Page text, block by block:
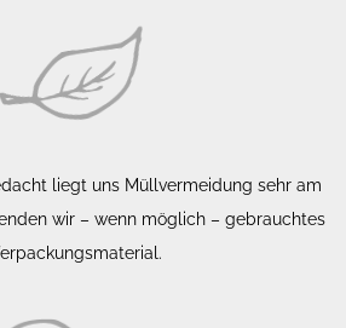
liegt uns Müllvermeidung sehr am
wir – wenn möglich – gebrauchtes